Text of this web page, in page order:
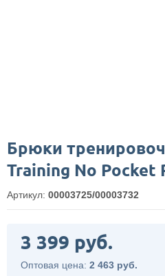
Брюки
Training No Pocket
Артикул: 00003725/00003732
3 399 руб.
Оптовая цена: 2 463 руб.